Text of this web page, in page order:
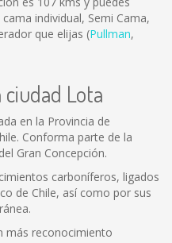
individual, Semi Cama,
que elijas (Pullman,
Lota
en la Provincia de
Conforma parte de la
Gran Concepción.
carboníferos, ligados
de Chile, así como por sus
más reconocimiento